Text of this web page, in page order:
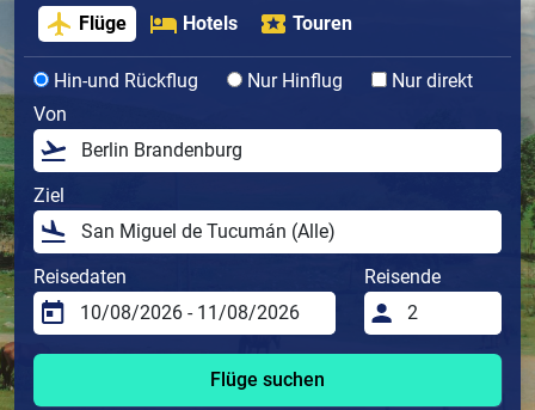
Flüge Hotels Touren
Hin-und Rückflug Nur Hinflug
Nur direkt
Von
Ziel
Reisedaten Reisende
Flüge suchen